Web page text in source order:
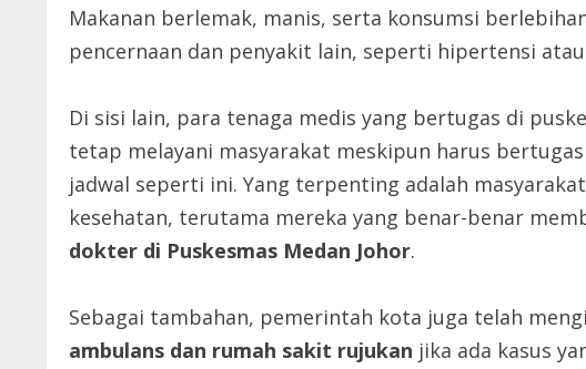
Makanan berlemak, manis, serta konsumsi
pencernaan dan penyakit lain, seperti hipertensi
Di sisi lain, para tenaga medis yang bertugas di
tetap melayani masyarakat meskipun harus
jadwal seperti ini. Yang terpenting adalah
kesehatan, terutama mereka yang benar-benar
dokter di Puskesmas Medan Johor.
Sebagai tambahan, pemerintah kota juga telah
ambulans dan rumah sakit rujukan jika ada kasus